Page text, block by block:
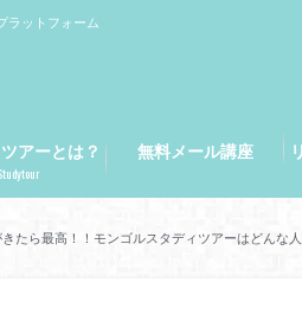
ラットフォーム
アーとは？ 無料メール講座
きたら最高！！モンゴルスタディツアーはどんな